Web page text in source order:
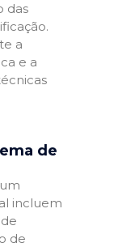
das
a
e a
de
incluem
de